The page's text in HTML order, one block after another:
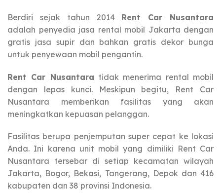
Berdiri sejak tahun 2014 Rent Car Nusantara
adalah penyedia jasa rental mobil Jakarta dengan
gratis jasa supir dan bahkan gratis dekor bunga
untuk penyewaan mobil pengantin.
Rent Car Nusantara tidak menerima rental mobil
dengan lepas kunci. Meskipun begitu, Rent Car
Nusantara memberikan fasilitas yang akan
meningkatkan kepuasan pelanggan.
Fasilitas berupa penjemputan super cepat ke lokasi
Anda. Ini karena unit mobil yang dimiliki Rent Car
Nusantara tersebar di setiap kecamatan wilayah
Jakarta, Bogor, Bekasi, Tangerang, Depok dan 416
kabupaten dan 38 provinsi Indonesia.